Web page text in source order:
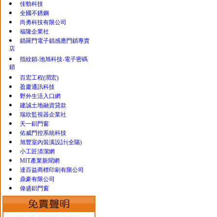
佳勁科技
全國不銹鋼
尚勇科技有限公司
福隆企業社
鎖羅門電子鎖感應門鎖專賣
店
指紋鎖-池旭科技-電子密碼
鎖
百宏工程(潤宏)
盈慶通訊科技
野外生活入口網
建誠土地融資貸款
瑞欣監視器企業社
天一鋁門窗
佑威門控系統科技
旭豐室內裝潢設計(全陽)
小工匠清潔網
MIT產業新聞網
達百益商標印刷有限公司
鼎豪有限公司
偉盛鋁門窗